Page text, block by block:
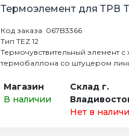
Термоэлемент для ТРВ
Код заказа 067B3366
Тип TEZ 12
Термочувствительный элемент
термобаллона со штуцером
Магазин
В наличии
Склад г.
Нет в